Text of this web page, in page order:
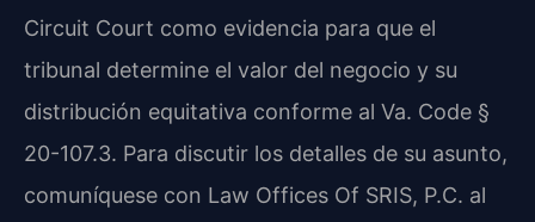
Circuit Court como evidencia para que el
tribunal determine el valor del negocio y su
distribución equitativa conforme al Va. Code §
20-107.3. Para discutir los detalles de su asunto,
comuníquese con Law Offices Of SRIS, P.C. al